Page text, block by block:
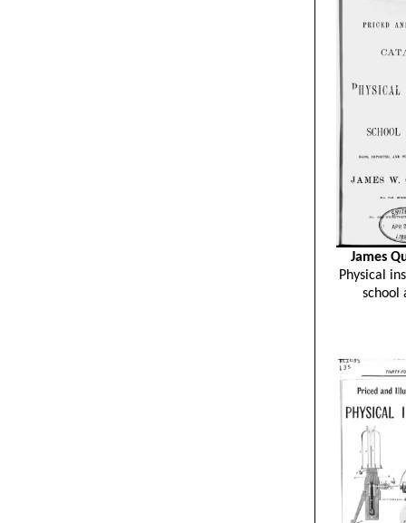
James
Physical
school